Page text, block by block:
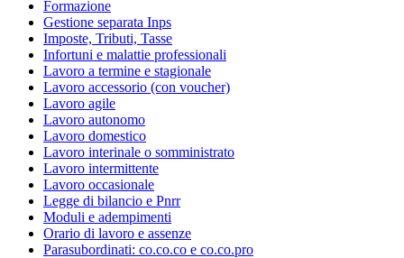
Formazione
Gestione separata Inps
Imposte, Tributi, Tasse
Infortuni e malattie professionali
Lavoro a termine e stagionale
Lavoro accessorio (con voucher)
Lavoro agile
Lavoro autonomo
Lavoro domestico
Lavoro interinale o somministrato
Lavoro intermittente
Lavoro occasionale
Legge di bilancio e Pnrr
Moduli e adempimenti
Orario di lavoro e assenze
Parasubordinati: co.co.co e co.co.pro